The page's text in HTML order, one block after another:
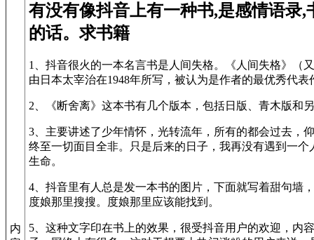
内
有没有像抖音上有一种书,是感情语录,
的话。求书籍
1、抖音很火的一本名言书是人间失格。《人间失格》（
由日本太宰治在1948年所写，被认为是作者的最优秀代表
2、《断舍离》这本书有几个版本，包括日版、青木版和
3、主要讲述了少年情怀，光转流年，所有的都会过去，
终至一切面目全非。只是后来的日子，我再没有遇到一
生命。
4、抖音里有人总是发一本书的图片，下面就写着甜句墙
度娘那里搜搜。度娘那里应该能找到。
5、这种文字印在书上的效果，很受抖音用户的欢迎，内